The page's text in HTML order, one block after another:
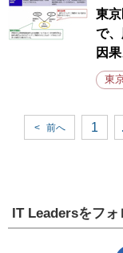
東
で
因
東
< 前へ 1
IT Leadersをフォ